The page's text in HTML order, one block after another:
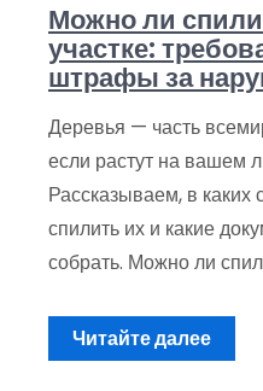
Можно ли
участке:
штрафы за
Деревья — часть
если растут на вашем
Рассказываем, в каких
спилить их и какие
собрать. Можно ли
Читайте далее